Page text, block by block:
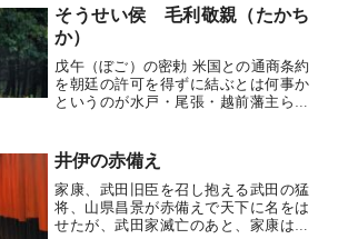
そうせい侯 毛利敬親（たかち
か）
戊午（ぼご）の密勅 米国との通商条約
を朝廷の許可を得ずに結ぶとは何事か
というのが水戸・尾張・越前藩主ら一
もかく彼らが許しも得ずに登城したの
は不敬の至りであるとして、強引に...
井伊の赤備え
家康、武田旧臣を召し抱える武田の猛
将、山県昌景が赤備えで天下に名をは
せたが、武田家滅亡のあと、家康は武